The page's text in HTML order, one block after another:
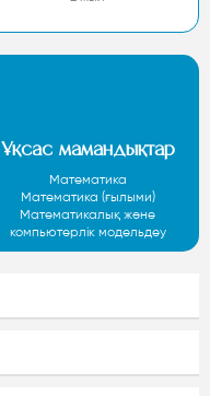
Ұқсас мамандықтар
Mатематика
Математика (ғылыми)
Математикалық және
компьютерлік модельдеу